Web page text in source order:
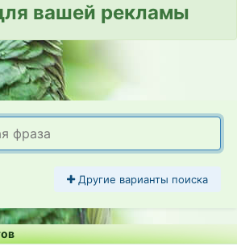
вашей рекламы
Другие варианты поиска